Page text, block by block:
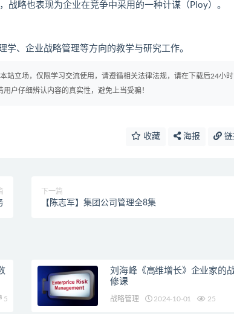
战略也表现为企业在竞争中采用的一种计谋（Ploy）。
、企业战略管理等方向的教学与研究工作。
站立场，仅限学习交流使用，请遵循相关法律法规，请在下载后24小时
户仔细辨认内容的真实性，避免上当受骗！
收藏 海报 链
下一篇
【陈志军】集团公司管理全8集
5
刘海峰《高维增长》企业家的
修课
战略管理 2024-10-01 25